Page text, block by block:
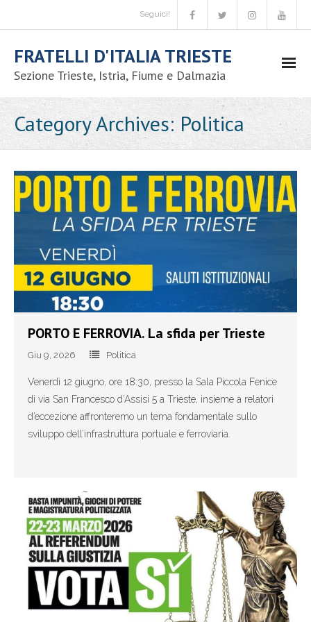
Seguici!
FRATELLI D'ITALIA TRIESTE
Sezione Trieste, Istria, Fiume e Dalmazia
- Chi siamo
- Codice etico
- Iniziative nazionali
- - Candidatura coordinatore comunale
- - Congressi comunali – circolo Trieste
- - Congressi comunali – circolo Duino Aurisina,
Sgonico e Monrupino
- - Congressi comunali – circolo Muggia e San Dorligo
della Valle
- Congresso provinciale Fratelli d’Italia 2017 – Trieste
- - Guida alle prenotazioni
- - Tour visite guidate a Trieste
- Elezioni politiche 2018
- Elezioni europee 2019
Category Archives: Politica
PORTO E FERROVIA. La sfida per Trieste
Giu 9, 2026 Politica
Venerdì 12 giugno, ore 18:30, presso la Sala Piccola Fenice
di via San Francesco d’Assisi 5 a Trieste, insieme a relatori
d’eccezione affronteremo un tema fondamentale sullo
sviluppo dell’infrastruttura portuale e ferroviaria.